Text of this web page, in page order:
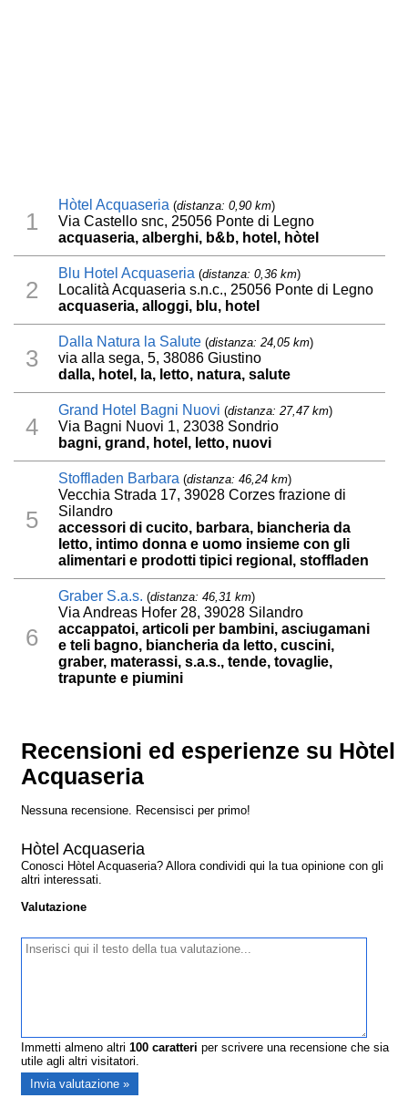
1
Hòtel Acquaseria (distanza: 0,90 km)
Via Castello snc, 25056 Ponte di Legno
acquaseria, alberghi, b&b, hotel, hòtel
2
Blu Hotel Acquaseria (distanza: 0,36 km)
Località Acquaseria s.n.c., 25056 Ponte di Legno
acquaseria, alloggi, blu, hotel
3
Dalla Natura la Salute (distanza: 24,05 km)
via alla sega, 5, 38086 Giustino
dalla, hotel, la, letto, natura, salute
4
Grand Hotel Bagni Nuovi (distanza: 27,47 km)
Via Bagni Nuovi 1, 23038 Sondrio
bagni, grand, hotel, letto, nuovi
5
Stoffladen Barbara (distanza: 46,24 km)
Vecchia Strada 17, 39028 Corzes frazione di
Silandro
accessori di cucito, barbara, biancheria da
letto, intimo donna e uomo insieme con gli
alimentari e prodotti tipici regional, stoffladen
6
Graber S.a.s. (distanza: 46,31 km)
Via Andreas Hofer 28, 39028 Silandro
accappatoi, articoli per bambini, asciugamani
e teli bagno, biancheria da letto, cuscini,
graber, materassi, s.a.s., tende, tovaglie,
trapunte e piumini
Recensioni ed esperienze su Hòtel
Acquaseria
Nessuna recensione. Recensisci per primo!
Hòtel Acquaseria
Conosci Hòtel Acquaseria? Allora condividi qui la tua opinione con gli
altri interessati.
Valutazione
Immetti almeno altri100 caratteri per scrivere una recensione che sia
utile agli altri visitatori.